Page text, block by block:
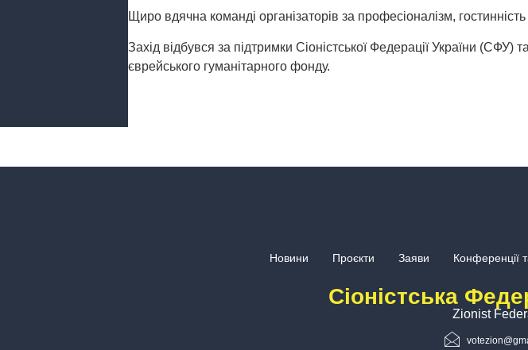
Щиро вдячна команді організаторів за професіоналізм,
Захід відбувся за підтримки Сіоністської Федерації України (СФУ)
єврейського гуманітарного фонду.
Новини Проєкти Заяви Конференції
Сіоністська
Zionist